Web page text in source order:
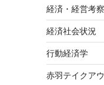
経済・経営考察
経済社会状況
行動経済学
赤羽テイクア